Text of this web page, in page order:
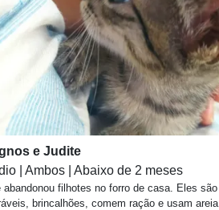
e Judite
| Ambos | Abaixo de 2 meses
abandonou filhotes no forro de casa. Eles são
brincalhões, comem ração e usam areia.